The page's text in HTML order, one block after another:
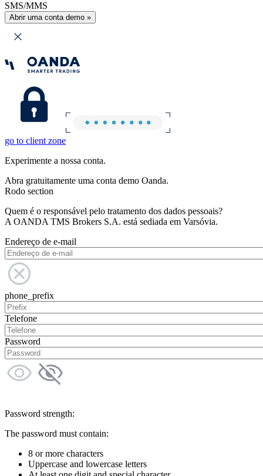
SMS/MMS
Abrir uma conta demo »
go to client zone
Experimente a nossa conta.
Abra gratuitamente uma conta demo Oanda.
Rodo section
Quem é o responsável pelo tratamento dos dados pessoais?
A OANDA TMS Brokers S.A. está sediada em Varsóvia.
Endereço de e-mail
phone_prefix
Telefone
Password
Password strength:
The password must contain:
8 or more characters
Uppercase and lowercase letters